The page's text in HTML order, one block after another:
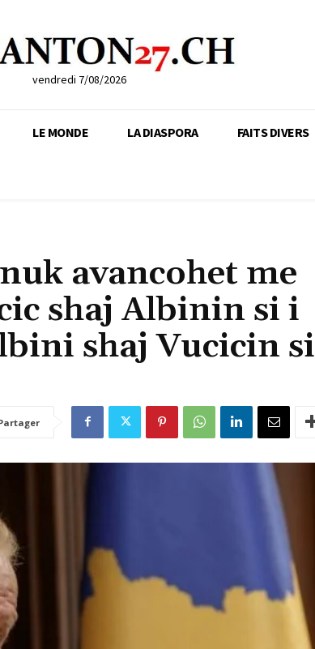
vendredi 7/08/2026
LE MONDE LA DIASPORA FAITS DIVERS
avancohet me
shaj Albinin si i
shaj Vucicin si